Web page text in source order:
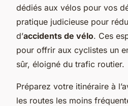
dédiés aux vélos pour vos
pratique judicieuse pour
d’accidents de vélo. Ces
pour offrir aux cyclistes un
sûr, éloigné du trafic routier.
Préparez votre itinéraire à
les routes les moins